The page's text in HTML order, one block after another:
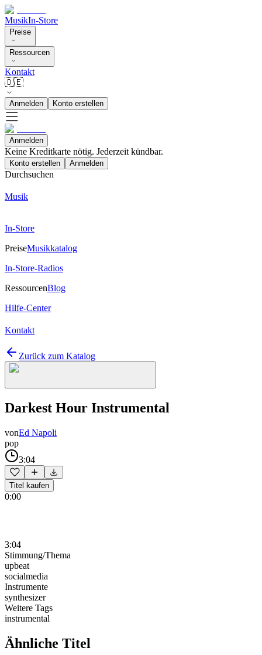
MusikIn-Store
Preise
Ressourcen
Kontakt
🇩🇪
Anmelden Konto erstellen
Anmelden
Keine Kreditkarte nötig. Jederzeit kündbar.
Konto erstellen Anmelden
Durchsuchen
Musik
In-Store
PreiseMusikkatalog
In-Store-Radios
RessourcenBlog
Hilfe-Center
Kontakt
Zurück zum Katalog
Darkest Hour Instrumental
vonEd Napoli
pop
3:04
Titel kaufen
0:00
3:04
Stimmung/Thema
upbeat
socialmedia
Instrumente
synthesizer
Weitere Tags
instrumental
Ähnliche Titel